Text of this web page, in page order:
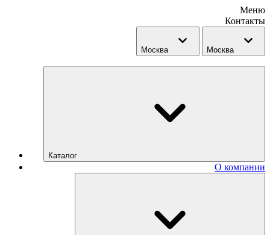
Меню
Контакты
Москва Москва
Каталог
О компании